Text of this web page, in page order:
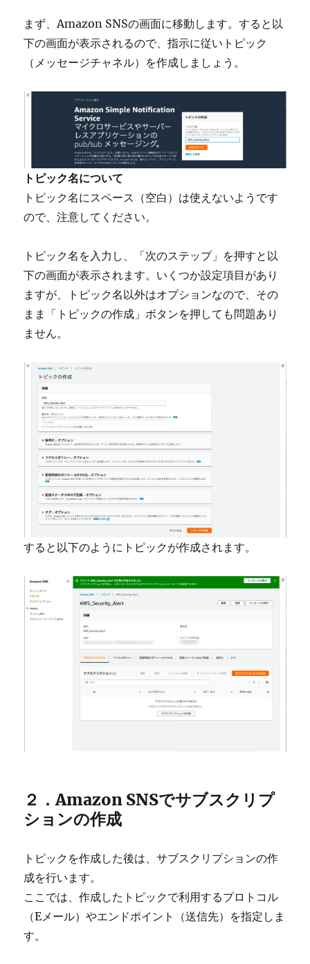
まず、Amazon SNSの画面に移動します。すると以
下の画面が表示されるので、指示に従いトピック
（メッセージチャネル）を作成しましょう。
トピック名について
トピック名にスペース（空白）は使えないようです
ので、注意してください。
トピック名を入力し、「次のステップ」を押すと以
下の画面が表示されます。いくつか設定項目があり
ますが、トピック名以外はオプションなので、その
まま「トピックの作成」ボタンを押しても問題あり
ません。
すると以下のようにトピックが作成されます。
２．Amazon SNSでサブスクリプ
ションの作成
トピックを作成した後は、サブスクリプションの作
成を行います。
ここでは、作成したトピックで利用するプロトコル
（Eメール）やエンドポイント（送信先）を指定しま
す。